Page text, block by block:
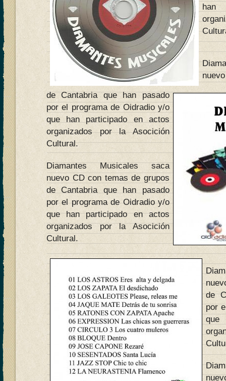
han
de Cantabria que han pasado
por el programa de Oidradio y/o
que han participado en actos
organizados por la Asocición
Cultural.
Diamantes Musicales saca
nuevo CD con temas de grupos
de Cantabria que han pasado
por el programa de Oidradio y/o
que han participado en actos
organizados por la Asocición
Cultural.
de
por
que